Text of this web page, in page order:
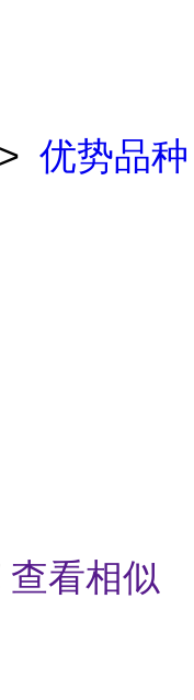
> 优势品种
查看相似